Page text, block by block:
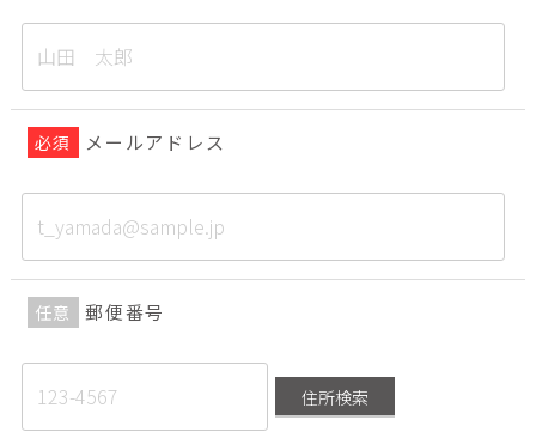
必須 メールアドレス
任意 郵便番号
住所検索